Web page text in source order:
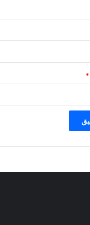
*